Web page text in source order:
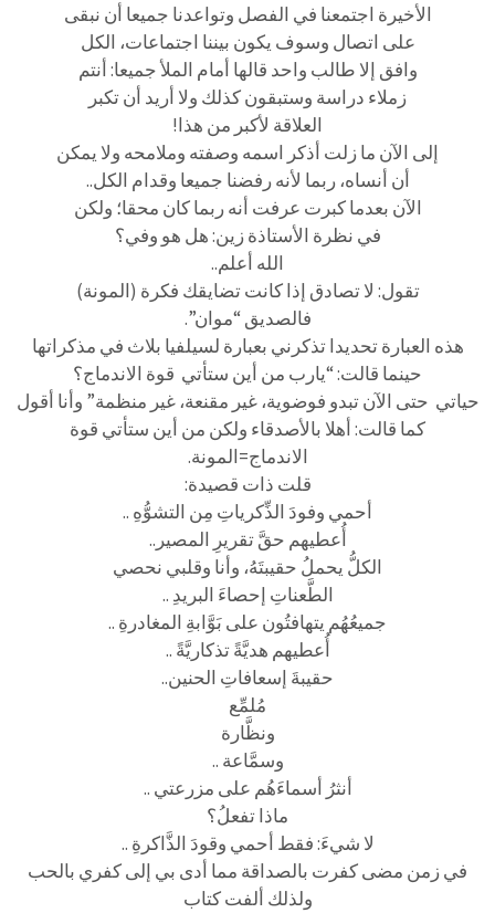
الأخيرة اجتمعنا في الفصل وتواعدنا جميعا أن نبقى
على اتصال وسوف يكون بيننا اجتماعات، الكل
وافق إلا طالب واحد قالها أمام الملأ جميعا: أنتم
زملاء دراسة وستبقون كذلك ولا أريد أن تكبر
العلاقة لأكبر من هذا!
إلى الآن ما زلت أذكر اسمه وصفته وملامحه ولا يمكن
أن أنساه، ربما لأنه رفضنا جميعا وقدام الكل..
الآن بعدما كبرت عرفت أنه ربما كان محقا؛ ولكن
في نظرة الأستاذة زين: هل هو وفي؟
الله أعلم..
تقول: لا تصادق إذا كانت تضايقك فكرة (المونة)
فالصديق “موان”.
هذه العبارة تحديدا تذكرني بعبارة لسيلفيا بلاث في مذكراتها
حينما قالت: “يارب من أين ستأتي قوة الاندماج؟
حياتي حتى الآن تبدو فوضوية، غير مقنعة، غير منظمة” وأنا أقول
كما قالت: أهلا بالأصدقاء ولكن من أين ستأتي قوة
الاندماج=المونة.
قلت ذات قصيدة:
أحمي وفودَ الذِّكرياتِ مِن التشوُّهِ ..
أُعطيهم حقَّ تقريرِ المصير..
الكلُّ يحملُ حقيبتَهُ، وأنا وقلبي نحصي
الطَّعناتِ إحصاءَ البريدِ ..
جميعُهُم يتهافتُون على بَوَّابةِ المغادرةِ ..
أُعطيهم هديَّةً تذكاريَّةً ..
حقيبةَ إسعافاتِ الحنين..
مُلمِّع
ونظَّارة
وسمَّاعة ..
أنثرُ أسماءَهُم على مزرعتي ..
ماذا تفعلُ؟
لا شيءَ: فقط أحمي وقودَ الذَّاكرةِ ..
في زمن مضى كفرت بالصداقة مما أدى بي إلى كفري بالحب
ولذلك ألفت كتاب